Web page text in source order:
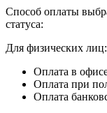
Способ оплаты
статуса:
Для физических лиц:
Оплата в
Оплата при
Оплата